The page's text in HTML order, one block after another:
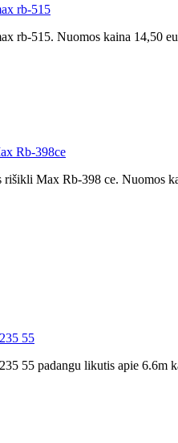
rb-515
rb-515. Nuomos kaina 14,50
Rb-398ce
Max Rb-398 ce. Nuomos
55
55 padangu likutis apie 6.6m